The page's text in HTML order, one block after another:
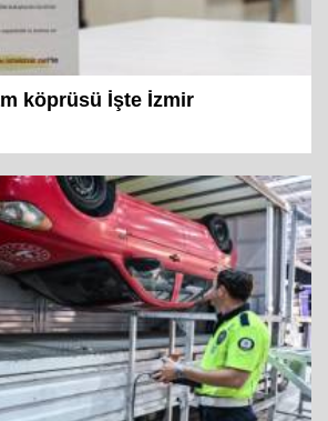
köprüsü İşte İzmir